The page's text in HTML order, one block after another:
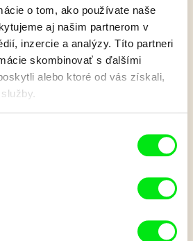
o tom, ako používate naše
aj našim partnerom v
inzercie a analýzy. Títo partneri
skombinovať s ďalšími
alebo ktoré od vás získali,
vesmírne
hraníc. Túžba objavovať ho